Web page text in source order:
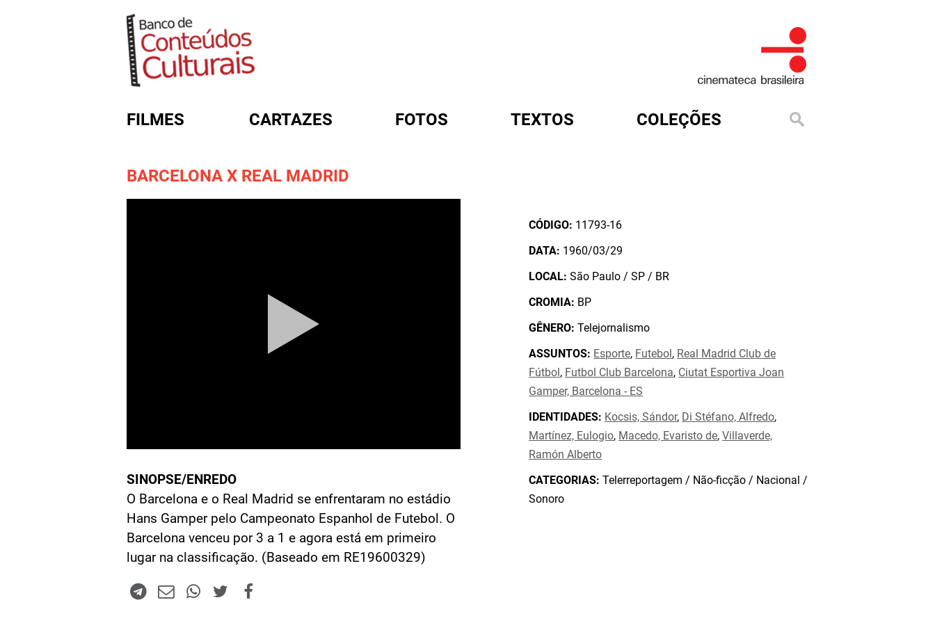
FILMES CARTAZES FOTOS TEXTOS COLEÇÕES
BARCELONA X REAL MADRID
SINOPSE/ENREDO
O Barcelona e o Real Madrid se enfrentaram no estádio
Hans Gamper pelo Campeonato Espanhol de Futebol. O
Barcelona venceu por 3 a 1 e agora está em primeiro
lugar na classificação. (Baseado em RE19600329)
CÓDIGO: 11793-16
DATA: 1960/03/29
LOCAL: São Paulo / SP / BR
CROMIA: BP
GÊNERO: Telejornalismo
ASSUNTOS: Esporte, Futebol, Real Madrid Club de
Fútbol, Futbol Club Barcelona, Ciutat Esportiva Joan
Gamper, Barcelona - ES
IDENTIDADES: Kocsis, Sándor, Di Stéfano, Alfredo,
Martínez, Eulogio, Macedo, Evaristo de,Villaverde,
Ramón Alberto
CATEGORIAS: Telerreportagem / Não-ficção / Nacional /
Sonoro